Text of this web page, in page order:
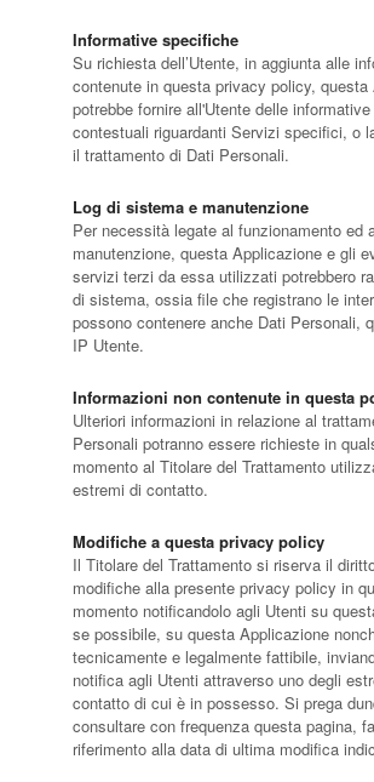
Informative specifiche
Su richiesta dell’Utente, in aggiunta alle
contenute in questa privacy policy, questa
potrebbe fornire all'Utente delle
contestuali riguardanti Servizi specifici, o
il trattamento di Dati Personali.
Log di sistema e manutenzione
Per necessità legate al funzionamento ed
manutenzione, questa Applicazione e gli
servizi terzi da essa utilizzati potrebbero
di sistema, ossia file che registrano le
possono contenere anche Dati Personali,
IP Utente.
Informazioni non contenute in questa
Ulteriori informazioni in relazione al
Personali potranno essere richieste in
momento al Titolare del Trattamento
estremi di contatto.
Modifiche a questa privacy policy
Il Titolare del Trattamento si riserva il
modifiche alla presente privacy policy in
momento notificandolo agli Utenti su
se possibile, su questa Applicazione
tecnicamente e legalmente fattibile,
notifica agli Utenti attraverso uno degli
contatto di cui è in possesso. Si prega
consultare con frequenza questa pagina,
riferimento alla data di ultima modifica